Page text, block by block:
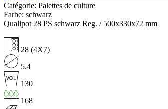
Catégorie: Palettes de culture
Farbe: schwarz
Qualipot 28 PS schwarz Reg. / 500x330x72 mm
28 (4X7)
5.4
130
168